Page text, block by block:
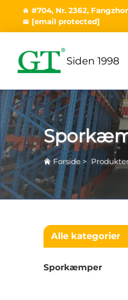
#704, Nr. 2362,
[email protected]
Siden 1998
Forside >
Alle kategorier
Sporkæmper